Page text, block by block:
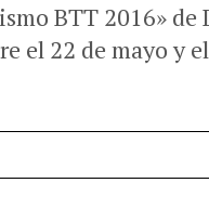
BTT 2016»
el 22 de mayo y